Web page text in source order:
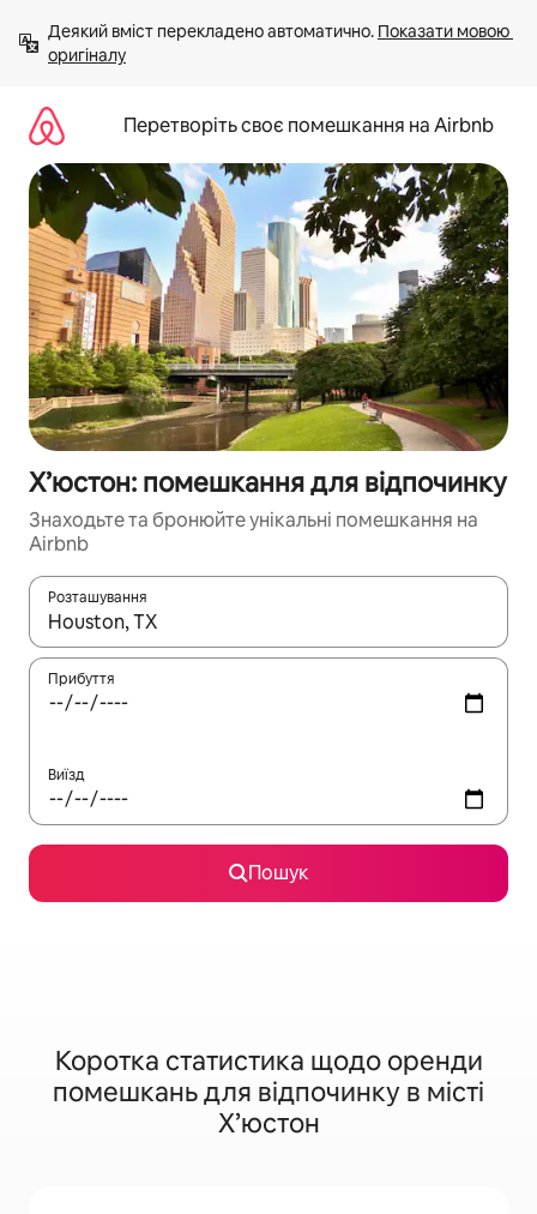
вмісту
Деякий вміст перекладено автоматично. Показати мовою
оригіналу
Перетворіть своє помешкання на Airbnb
Х’юстон: помешкання для відпочинку
Знаходьте та бронюйте унікальні помешкання на
Airbnb
Розташування
Отримавши результати пошуку, використовуйте для
Прибуття
Виїзд
Пошук
Коротка статистика щодо оренди
помешкань для відпочинку в місті
Х’юстон